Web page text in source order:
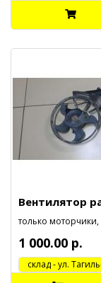
Вентилятор
только моторчики,
1 000.00 р.
cклад - ул.